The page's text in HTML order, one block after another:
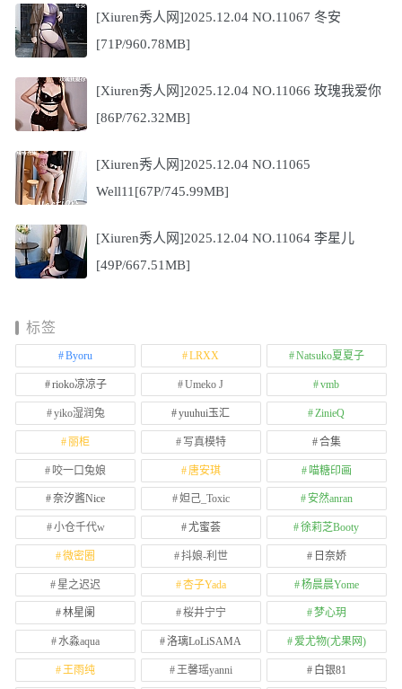
[Xiuren秀人网]2025.12.04 NO.11067 冬安
[71P/960.78MB]
[Xiuren秀人网]2025.12.04 NO.11066 玫瑰我爱你
[86P/762.32MB]
[Xiuren秀人网]2025.12.04 NO.11065
Well11[67P/745.99MB]
[Xiuren秀人网]2025.12.04 NO.11064 李星儿
[49P/667.51MB]
标签
Byoru LRXX Natsuko夏夏子
rioko凉凉子 Umeko J vmb
yiko湿润兔 yuuhui玉汇 ZinieQ
丽柜 写真模特 合集
咬一口兔娘 唐安琪 喵糖印画
奈汐酱Nice 妲己_Toxic 安然anran
小仓千代w 尤蜜荟 徐莉芝Booty
微密圈 抖娘-利世 日奈娇
星之迟迟 杏子Yada 杨晨晨Yome
林星阑 桜井宁宁 梦心玥
水淼aqua 洛璃LoLiSAMA 爱尤物(尤果网)
王雨纯 王馨瑶yanni 白银81